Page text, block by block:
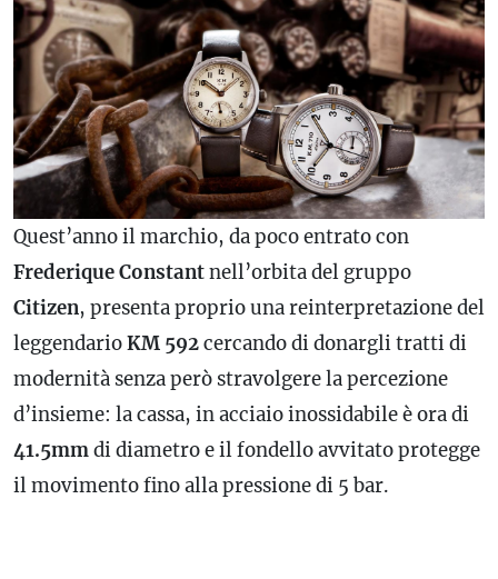
Quest’anno il marchio, da poco entrato con
Frederique Constantnell’orbita del gruppo
Citizen, presenta proprio una reinterpretazione del
leggendarioKM 592cercando di donargli tratti di
modernità senza però stravolgere la percezione
d’insieme: la cassa, in acciaio inossidabile è ora di
41.5mmdi diametro e il fondello avvitato protegge
il movimento fino alla pressione di 5 bar.